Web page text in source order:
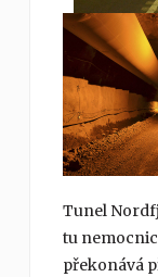
Tunel
tu
překonává